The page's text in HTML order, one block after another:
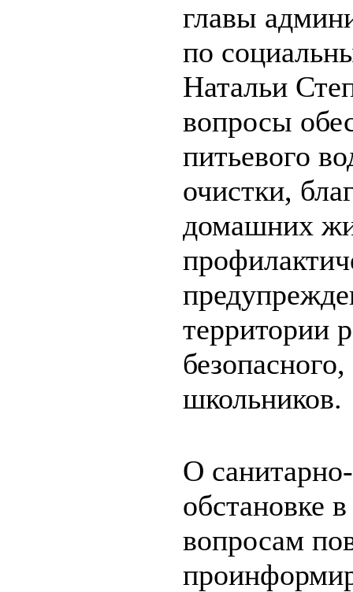
главы
по
Натальи
вопросы
питьевого
очистки,
домашних
территории
школьников.
О
обстановке
вопросам